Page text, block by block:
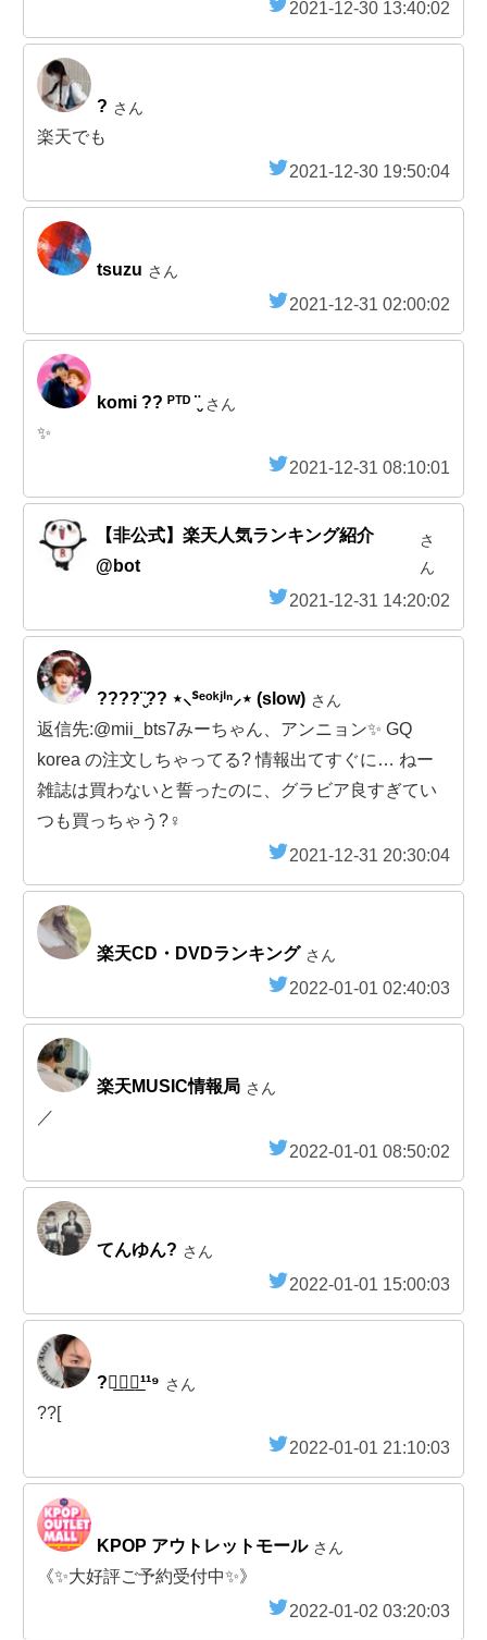
2021-12-30 13:40:02
? さん
楽天でも
2021-12-30 19:50:04
tsuzu さん
2021-12-31 02:00:02
komi ?? ᴾᵀᴰ ¨̮ さん
✨
2021-12-31 08:10:01
【非公式】楽天人気ランキング紹介
@bot
さ
ん
2021-12-31 14:20:02
????¨̮?? ⋆⸜ᔆᵉᵒᵏʲⁱⁿ⸝⋆ (slow) さん
返信先:@mii_bts7みーちゃん、アンニョン✨ GQ
korea の注文しちゃってる? 情報出てすぐに… ねー
雑誌は買わないと誓ったのに、グラビア良すぎてい
つも買っちゃう?‍♀️
2021-12-31 20:30:04
楽天CD・DVDランキング さん
2022-01-01 02:40:03
楽天MUSIC情報局 さん
／
2022-01-01 08:50:02
てんゆん? さん
2022-01-01 15:00:03
?光͟あ͟れ͟¹¹⁹ さん
??[
2022-01-01 21:10:03
KPOP アウトレットモール さん
《✨大好評ご予約受付中✨》
2022-01-02 03:20:03